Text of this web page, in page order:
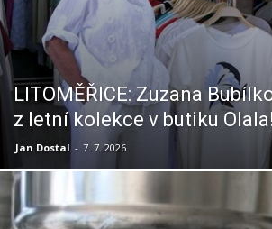
LITOMĚŘICE: Zuzana
z letní kolekce v butiku
Jan Dostal - 7. 7. 2026